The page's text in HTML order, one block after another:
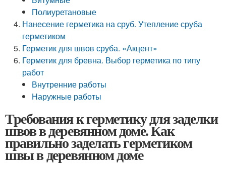
Полиуретановые
Нанесение герметика на сруб. Утепление сруба
герметиком
Герметик для швов сруба. «Акцент»
Герметик для бревна. Выбор герметика по типу
работ
Внутренние работы
Наружные работы
Требования к герметику для заделки
швов в деревянном доме. Как
правильно заделать герметиком
швы в деревянном доме